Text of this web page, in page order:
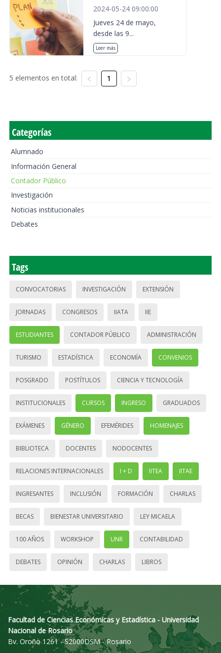
2024-05-24 09:00:00
Jueves 24 de mayo,
desde las 9...
Leer más
5 elementos en total: 1
Categorías
Alumnado
Información General
Contador Público
Investigación
Noticias institucionales
Debates
Tags
CONVOCATORIAS INVESTIGACIÓN EXTENSIÓN
JORNADAS CONGRESOS IIATA IIE
ESTUDIANTES CONTADOR PÚBLICO ADMINISTRACIÓN
TURISMO ESTADÍSTICA ECONOMÍA CONVENIOS
POSGRADO POSTÍTULOS CIENCIA Y TECNOLOGÍA
INSTITUCIONALES CURSOS INGRESO GRADUADOS
EXÁMENES GÉNERO EFEMÉRIDES HOMENAJES
BIBLIOTECA DOCENTES NODOCENTES
RELACIONES INTERNACIONALES I + D IITEA IITAE
INGRESANTES INCLUSIÓN FORMACIÓN CHARLAS
BECAS BIENESTAR UNIVERSITARIO LEY MICAELA
100 AÑOS WORKSHOP UNR CONTABILIDAD
DEBATES OPINIÓN CHARLAS LIBROS
Facultad de Ciencias Económicas y Estadística - Universidad
Nacional de Rosario
Bv. Oroño 1261 - S2000DSM - Rosario